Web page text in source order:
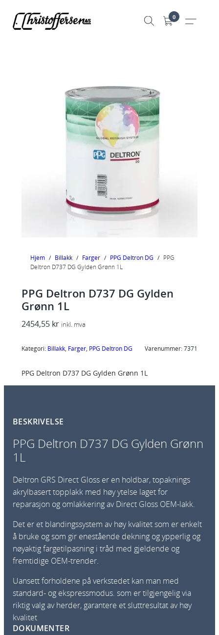
0
Hjem / Billakk / Farger / PPG Deltron DG / PPG
Deltron D737 DG Gylden Grønn 1L
PPG Deltron D737 DG Gylden
Grønn 1L
2454,55 kr inkl. mva
Kategori: Billakk, Farger, PPG Deltron DG Varenummer:7371
PPG Deltron D737 DG Gylden Grønn 1L
BESKRIVELSE
PPG Deltron D737 DG Gylden Grønn
1L
Deltron GRS Direct Gloss er en holdbar, topaknings
akrylbasert topplakk med høy ytelse laget for
reparasjon og omlakkering av Direct Gloss OEM-lakk.
Det er et blandingssystem av høy kvalitet som er enkelt
å bruke og som gir enestående dekning og ypperlig og
nøyaktig fargetilpasning i tråd med gjeldende og
fremtidige OEM-trender.
Uansett forholdene på verkstedet kan man med
standard- og ekspressmodus. som er tilgjengelig via
riktig valg av herder, garantere et sluttresultat av høy
kvalitet
DOKUMENTER